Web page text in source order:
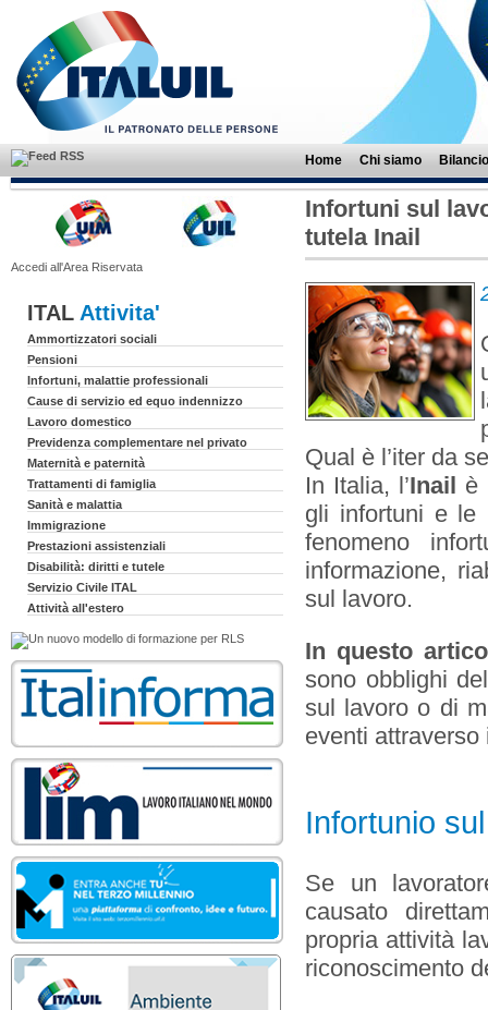
Home Chi siamo
Accedi all'Area Riservata
ITAL Attivita'
Ammortizzatori sociali
Pensioni
Infortuni, malattie professionali
Cause di servizio ed equo indennizzo
Lavoro domestico
Previdenza complementare nel privato
Maternità e paternità
Trattamenti di famiglia
Sanità e malattia
Immigrazione
Prestazioni assistenziali
Disabilità: diritti e tutele
Servizio Civile ITAL
Attività all'estero
Infortuni sul
tutela Inail
Qual è l’iter da
In Italia, l’Inail è
gli infortuni e le
fenomeno
informazione,
sul lavoro.
In questo
sono obblighi
sul lavoro o di
eventi
Infortunio
Se un
causato
propria attività
riconoscimento